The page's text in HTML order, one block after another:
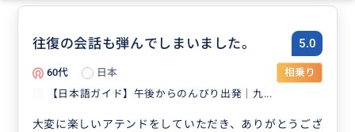
往復の会話も弾んでしまいました。 5.0
60代 日本
相乗り
【日本語ガイド】午後からのんびり出発｜九...
大変に楽しいアテンドをしていただき、ありがとうござ